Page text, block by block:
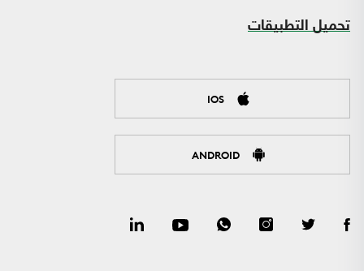
تحميل التطبيقات
IOS
ANDROID